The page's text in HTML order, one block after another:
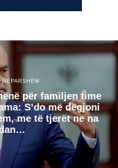
për familjen time
S’do më dëgjoni
me të tjerët ne na